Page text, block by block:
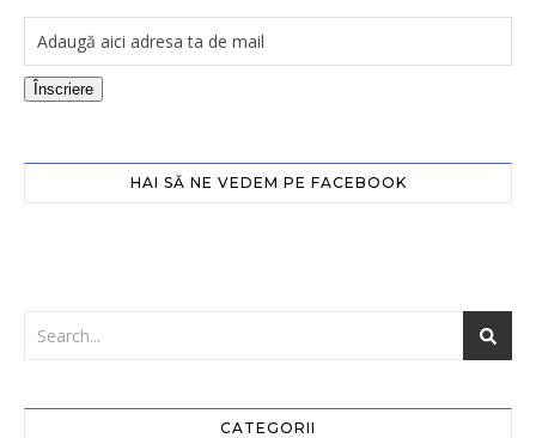
Înscriere
HAI SĂ NE VEDEM PE FACEBOOK
CATEGORII